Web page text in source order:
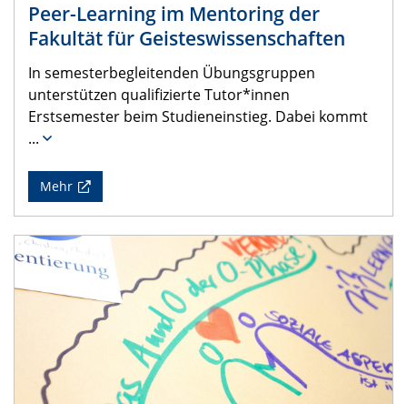
Peer-Learning im Mentoring der
Fakultät für Geisteswissenschaften
In semesterbegleitenden Übungsgruppen
unterstützen qualifizierte Tutor*innen
Erstsemester beim Studieneinstieg. Dabei kommt
...
Mehr